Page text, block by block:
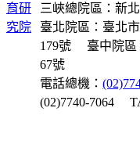
三峽總院區：新
臺北院區：臺北
179號
臺中院
67號
電話總機：
(02)7740-7064